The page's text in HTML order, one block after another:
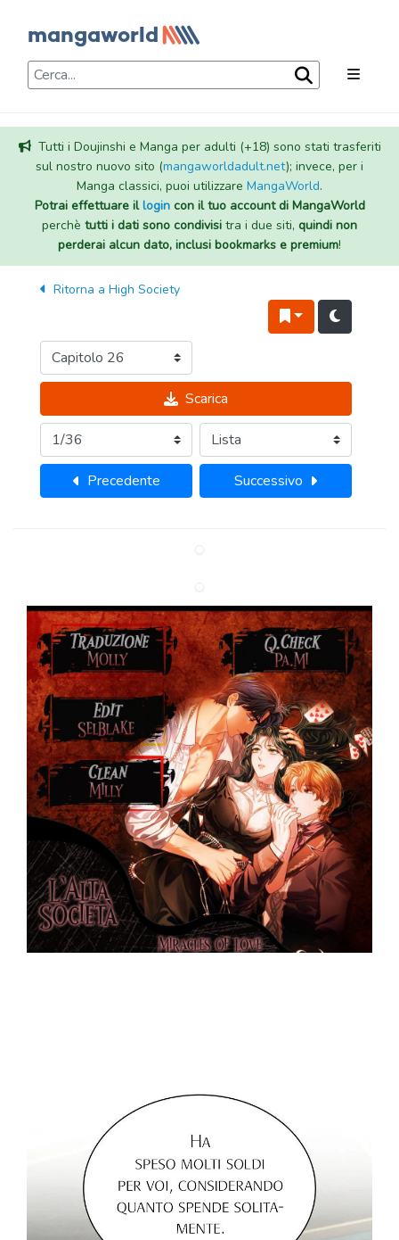
Tutti i Doujinshi e Manga per adulti (+18) sono stati trasferiti
sul nostro nuovo sito (mangaworldadult.net); invece, per i
Manga classici, puoi utilizzare MangaWorld.
Potrai effettuare illogincon il tuo account di MangaWorld
perchè tutti i dati sono condivisi tra i due siti, quindi non
perderai alcun dato, inclusi bookmarks e premium!
Ritorna a High Society
Scarica
Precedente Successivo